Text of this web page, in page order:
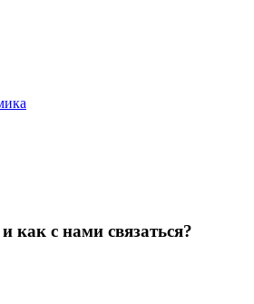
как с нами связаться?